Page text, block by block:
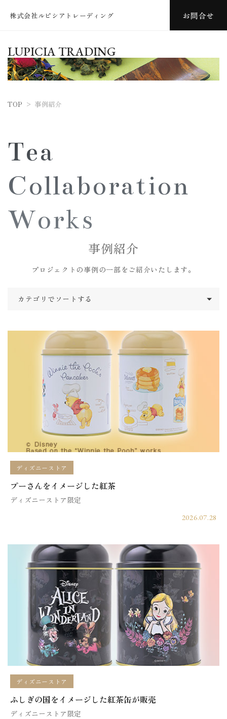
株式会社ルピシアトレーディング お問合せ
LUPICIA TRADING
TOP > 事例紹介
Tea
Collaboration
Works
事例紹介
プロジェクトの事例の一部をご紹介いたします。
カテゴリでソートする
ディズニーストア
プーさんをイメージした紅茶
ディズニーストア限定
2026.07.28
ディズニーストア
ふしぎの国をイメージした紅茶缶が販売
ディズニーストア限定